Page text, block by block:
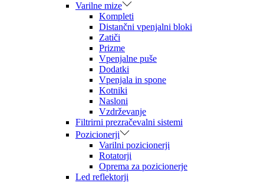
Varilne mize
Kompleti
Distančni vpenjalni bloki
Zatiči
Prizme
Vpenjalne puše
Dodatki
Vpenjala in spone
Kotniki
Nasloni
Vzdrževanje
Filtrirni prezračevalni sistemi
Pozicionerji
Varilni pozicionerji
Rotatorji
Oprema za pozicionerje
Led reflektorji